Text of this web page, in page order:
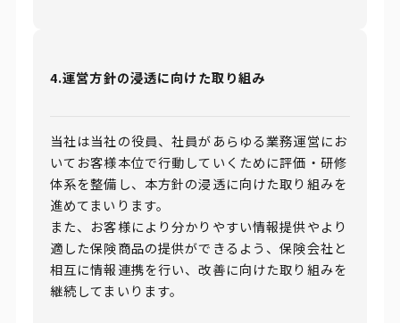
4.運営方針の浸透に向けた取り組み
当社は当社の役員、社員があらゆる業務運営にお
いてお客様本位で行動していくために評価・研修
体系を整備し、本方針の浸透に向けた取り組みを
進めてまいります。
また、お客様により分かりやすい情報提供やより
適した保険商品の提供ができるよう、保険会社と
相互に情報連携を行い、改善に向けた取り組みを
継続してまいります。